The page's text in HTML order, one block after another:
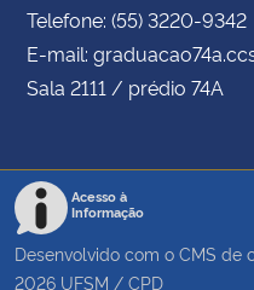
Telefone: (55) 3220-9342
E-mail:
Sala 2111 / prédio 74A
Acesso à
Informação
Desenvolvido com o CMS de
2026 UFSM / CPD